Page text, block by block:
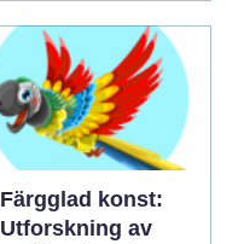
Färgglad konst:
Utforskning av